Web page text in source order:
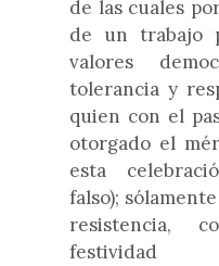
de las cuales
de un trabajo
valores
tolerancia y
quien con el
otorgado el
esta
falso);
resistencia,
festividad